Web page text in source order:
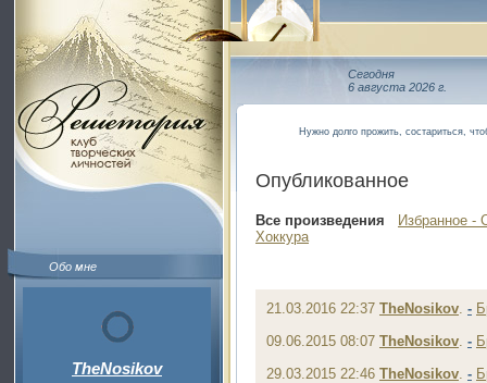
Обо мне
TheNosikov
Сегодня
6 августа 2026 г.
Нужно долго прожить, состариться,
Опубликованное
Все произведения
Избранное -
Хоккура
21.03.2016 22:37 TheNosikov. -
09.06.2015 08:07 TheNosikov. -
29.03.2015 22:46 TheNosikov. -